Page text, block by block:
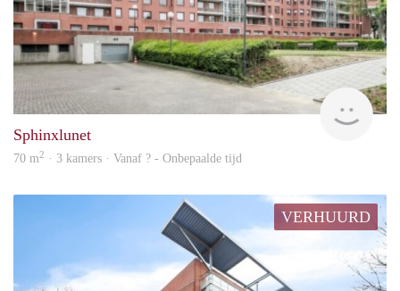
Sphinxlunet
70 m2 · 3 kamers · Vanaf ? - Onbepaalde tijd
VERHUURD